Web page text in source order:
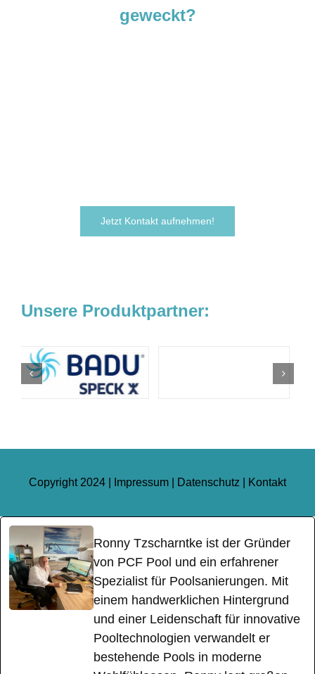
geweckt?
Jetzt Kontakt aufnehmen!
Unsere Produktpartner:
Copyright 2024 | Impressum Datenschutz Kontakt
Ronny Tzscharntke ist der Gründer
von PCF Pool und ein erfahrener
Spezialist für Poolsanierungen. Mit
einem handwerklichen Hintergrund
und einer Leidenschaft für innovative
Pooltechnologien verwandelt er
bestehende Pools in moderne